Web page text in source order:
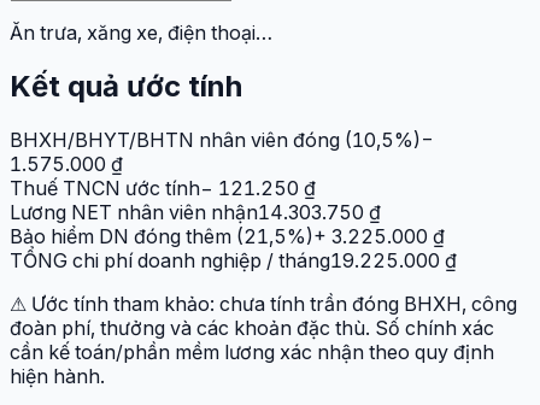
Ăn trưa, xăng xe, điện thoại…
Kết quả ước tính
BHXH/BHYT/BHTN nhân viên đóng (10,5%)−
1.575.000 ₫
Thuế TNCN ước tính− 121.250 ₫
Lương NET nhân viên nhận14.303.750 ₫
Bảo hiểm DN đóng thêm (21,5%)+ 3.225.000 ₫
TỔNG chi phí doanh nghiệp / tháng19.225.000 ₫
⚠ Ước tính tham khảo: chưa tính trần đóng BHXH, công
đoàn phí, thưởng và các khoản đặc thù. Số chính xác
cần kế toán/phần mềm lương xác nhận theo quy định
hiện hành.